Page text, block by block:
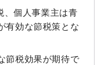
、個人事業主は青
有効な節税策とな
節税効果が期待で